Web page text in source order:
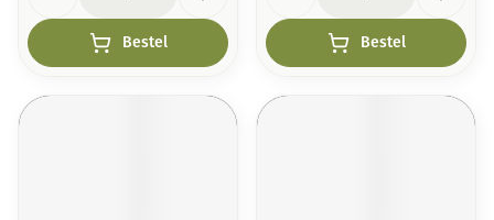
Bestel Bestel